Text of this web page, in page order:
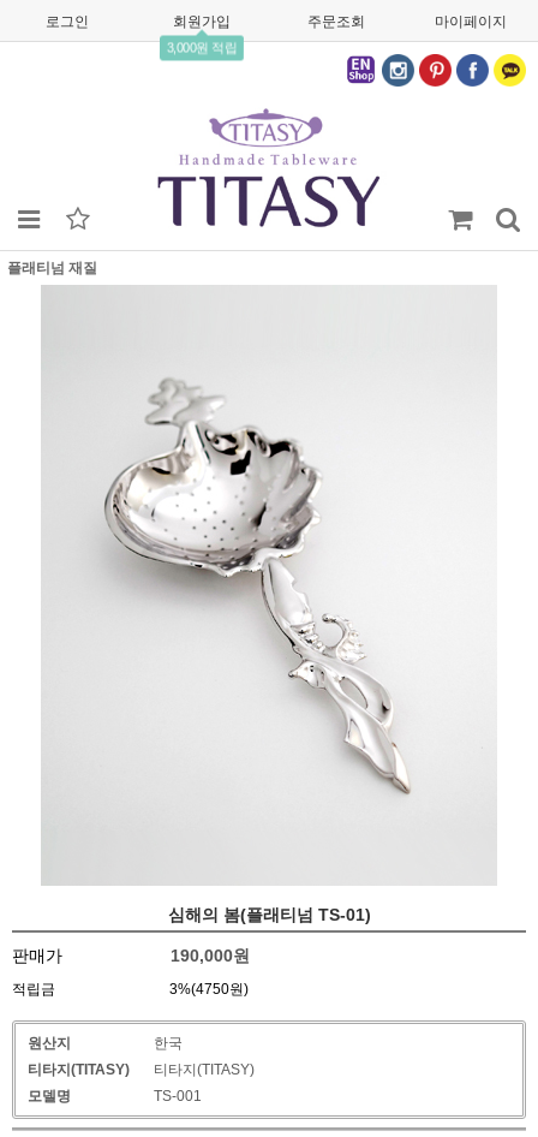
로그인 회원가입
3,000원 적립
주문조회 마이페이지
플래티넘 재질
심해의 봄(플래티넘 TS-01)
판매가 190,000원
적립금 3%(4750원)
원산지
한국
티타지(TITASY)
티타지(TITASY)
모델명
TS-001